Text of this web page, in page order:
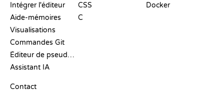
Intégrer l'éditeur
Aide-mémoires
Visualisations
Commandes Git
Éditeur de pseudo-code
Assistant IA
Contact
CSS
C
Docker